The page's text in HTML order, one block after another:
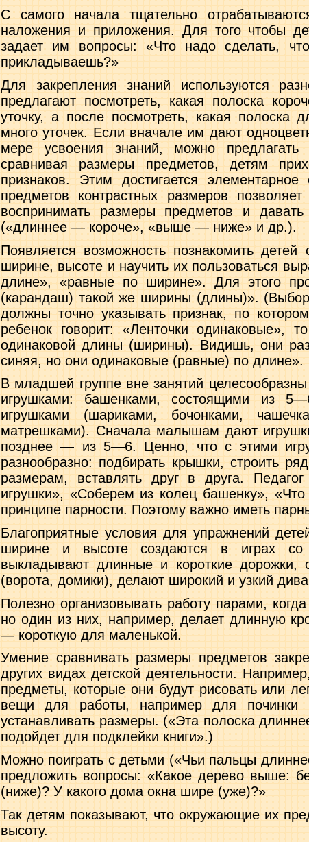
С самого начала тщательно
наложения и приложения. Для того чтобы
задает им вопросы: «Что надо сделать,
прикладываешь?»
Для закрепления знаний используются
предлагают посмотреть, какая полоска
уточку, а после посмотреть, какая полоска
много уто­чек. Если вначале им дают
мере усвоения знаний, можно предлагать
сравнивая размеры предметов, детям
признаков. Этим достигается
предметов конт­растных размеров
воспринимать размеры предметов и
(«длиннее — короче», «выше — ниже» и др.).
Появляется возможность познакомить
ширине, высоте и научить их пользоваться
длине», «равные по ши­рине». Для этого
(каран­даш) такой же ширины (длины)».
должны точно указывать признак, по
ребенок говорит: «Ленточки одинаковые»,
одинаковой длины (ширины). Видишь, они
синяя, но они одинаковые (равные) по длине».
В младшей группе вне занятий
игрушками: башенками, состоящими из
игрушками (шариками, бочонками,
матреш­ками). Сначала малышам дают
позднее — из 5—6. Ценно, что с этими
разнообразно: подбирать крышки, строить
размерам, встав­лять друг в друга.
игрушки», «Соберем из колец башенку»,
принципе парности. Поэтому важно иметь
Благоприятные условия для упражнений
ширине и высоте создаются в играх со
выкладывают длинные и корот­кие дорожки,
(ворота, до­мики), делают широкий и узкий
Полезно организовывать работу парами,
но один из них, например, делает длин­ную
— короткую для ма­ленькой.
Умение сравнивать размеры предметов
других видах детской деятельности.
предметы, которые они будут рисовать или
вещи для работы, например для починки
устанавливать размеры. («Эта полоска
подойдет для подклейки книги».)
Можно поиграть с детьми («Чьи пальцы
предложить вопросы: «Какое дерево выше:
(ниже)? У какого дома окна шире (уже)?»
Так детям показывают, что окружающие их
высоту.